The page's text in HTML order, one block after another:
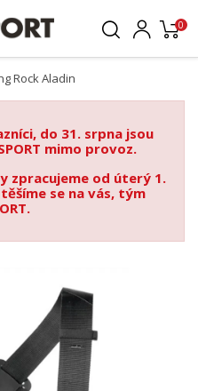
0
Rock Aladin
do 31. srpna jsou
mimo provoz.
zpracujeme od úterý 1.
se na vás, tým